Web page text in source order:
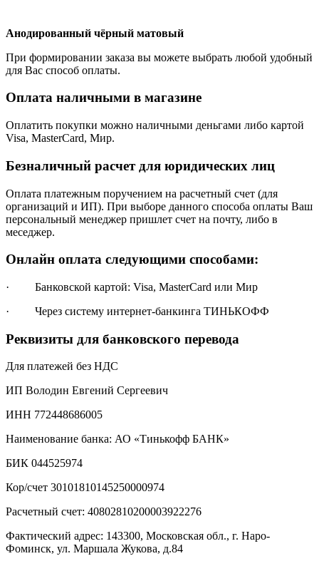
Анодированный чёрный матовый
При формировании заказа вы можете выбрать любой удобный
для Вас способ оплаты.
Оплата наличными в магазине
Оплатить покупки можно наличными деньгами либо картой
Visa, MasterCard, Мир.
Безналичный расчет для юридических лиц
Оплата платежным поручением на расчетный счет (для
организаций и ИП). При выборе данного способа оплаты Ваш
персональный менеджер пришлет счет на почту, либо в
меседжер.
Онлайн оплата следующими способами:
· Банковской картой: Visa, MasterCard или Мир
· Через систему интернет-банкинга ТИНЬКОФФ
Реквизиты для банковского перевода
Для платежей без НДС
ИП Володин Евгений Сергеевич
ИНН 772448686005
Наименование банка: АО «Тинькофф БАНК»
БИК 044525974
Кор/счет 30101810145250000974
Расчетный счет: 40802810200003922276
Фактический адрес: 143300, Московская обл., г. Наро-
Фоминск, ул. Маршала Жукова, д.84